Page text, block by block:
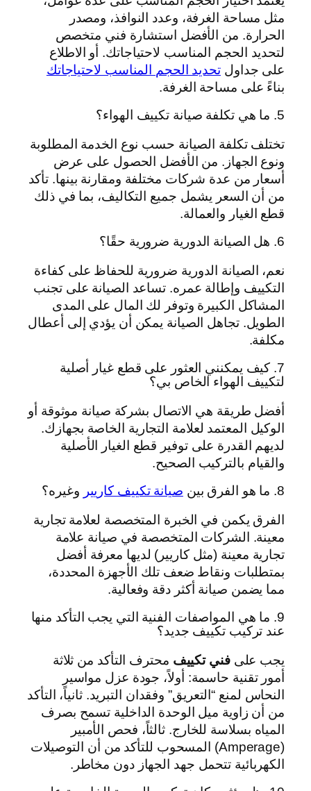
مثل مساحة الغرفة، وعدد النوافذ، ومصدر
الحرارة. من الأفضل استشارة فني متخصص
لتحديد الحجم المناسب لاحتياجاتك. أو الاطلاع
على جداول تحديد الحجم المناسب لاحتياجاتك
بناءً على مساحة الغرفة.
5. ما هي تكلفة صيانة تكييف الهواء؟
تختلف تكلفة الصيانة حسب نوع الخدمة المطلوبة
ونوع الجهاز. من الأفضل الحصول على عرض
أسعار من عدة شركات مختلفة ومقارنة بينها. تأكد
من أن السعر يشمل جميع التكاليف، بما في ذلك
قطع الغيار والعمالة.
6. هل الصيانة الدورية ضرورية حقًا؟
نعم، الصيانة الدورية ضرورية للحفاظ على كفاءة
التكييف وإطالة عمره. تساعد الصيانة على تجنب
المشاكل الكبيرة وتوفر لك المال على المدى
الطويل. تجاهل الصيانة يمكن أن يؤدي إلى أعطال
مكلفة.
7. كيف يمكنني العثور على قطع غيار أصلية
لتكييف الهواء الخاص بي؟
أفضل طريقة هي الاتصال بشركة صيانة موثوقة أو
الوكيل المعتمد لعلامة التجارية الخاصة بجهازك.
لديهم القدرة على توفير قطع الغيار الأصلية
والقيام بالتركيب الصحيح.
8. ما هو الفرق بين
صيانة تكييف كاريير وغيره؟
الفرق يكمن في الخبرة المتخصصة لعلامة تجارية
معينة. الشركات المتخصصة في صيانة علامة
تجارية معينة (مثل كاريير) لديها معرفة أفضل
بمتطلبات ونقاط ضعف تلك الأجهزة المحددة،
مما يضمن صيانة أكثر دقة وفعالية.
9. ما هي المواصفات الفنية التي يجب التأكد منها
عند تركيب تكييف جديد؟
يجب علىفني تكييف محترف التأكد من ثلاثة
أمور تقنية حاسمة: أولاً، جودة عزل مواسير
النحاس لمنع “التعريق” وفقدان التبريد. ثانياً، التأكد
من أن زاوية ميل الوحدة الداخلية تسمح بصرف
المياه بسلاسة للخارج. ثالثاً، فحص الأمبير
(Amperage) المسحوب للتأكد من أن التوصيلات
الكهربائية تتحمل جهد الجهاز دون مخاطر.